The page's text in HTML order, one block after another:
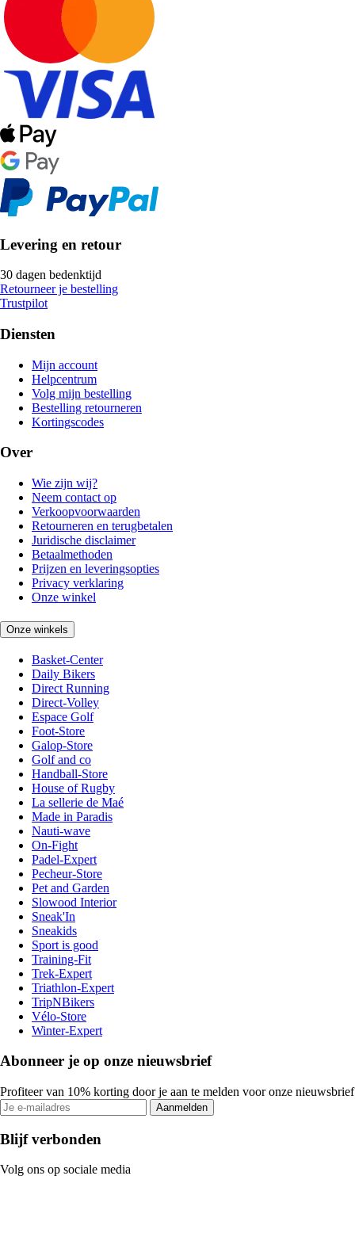
Levering en retour
30 dagen bedenktijd
Retourneer je bestelling
Trustpilot
Diensten
Mijn account
Helpcentrum
Volg mijn bestelling
Bestelling retourneren
Kortingscodes
Over
Wie zijn wij?
Neem contact op
Verkoopvoorwaarden
Retourneren en terugbetalen
Juridische disclaimer
Betaalmethoden
Prijzen en leveringsopties
Privacy verklaring
Onze winkel
Onze winkels
Basket-Center
Daily Bikers
Direct Running
Direct-Volley
Espace Golf
Foot-Store
Galop-Store
Golf and co
Handball-Store
House of Rugby
La sellerie de Maé
Made in Paradis
Nauti-wave
On-Fight
Padel-Expert
Pecheur-Store
Pet and Garden
Slowood Interior
Sneak'In
Sneakids
Sport is good
Training-Fit
Trek-Expert
Triathlon-Expert
TripNBikers
Vélo-Store
Winter-Expert
Abonneer je op onze nieuwsbrief
Profiteer van 10% korting door je aan te melden voor onze nieuwsbrief
Aanmelden
Blijf verbonden
Volg ons op sociale media